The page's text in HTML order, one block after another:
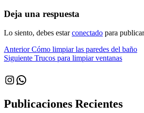
Deja una respuesta
Lo siento, debes estarconectado para
Navegación
de
entradas
Anterior Entrada
anterior:
Cómo limpiar las paredes del baño
Siguiente Siguiente
Trucos para limpiar ventanas
Instagram
WhatsApp
Publicaciones Recientes